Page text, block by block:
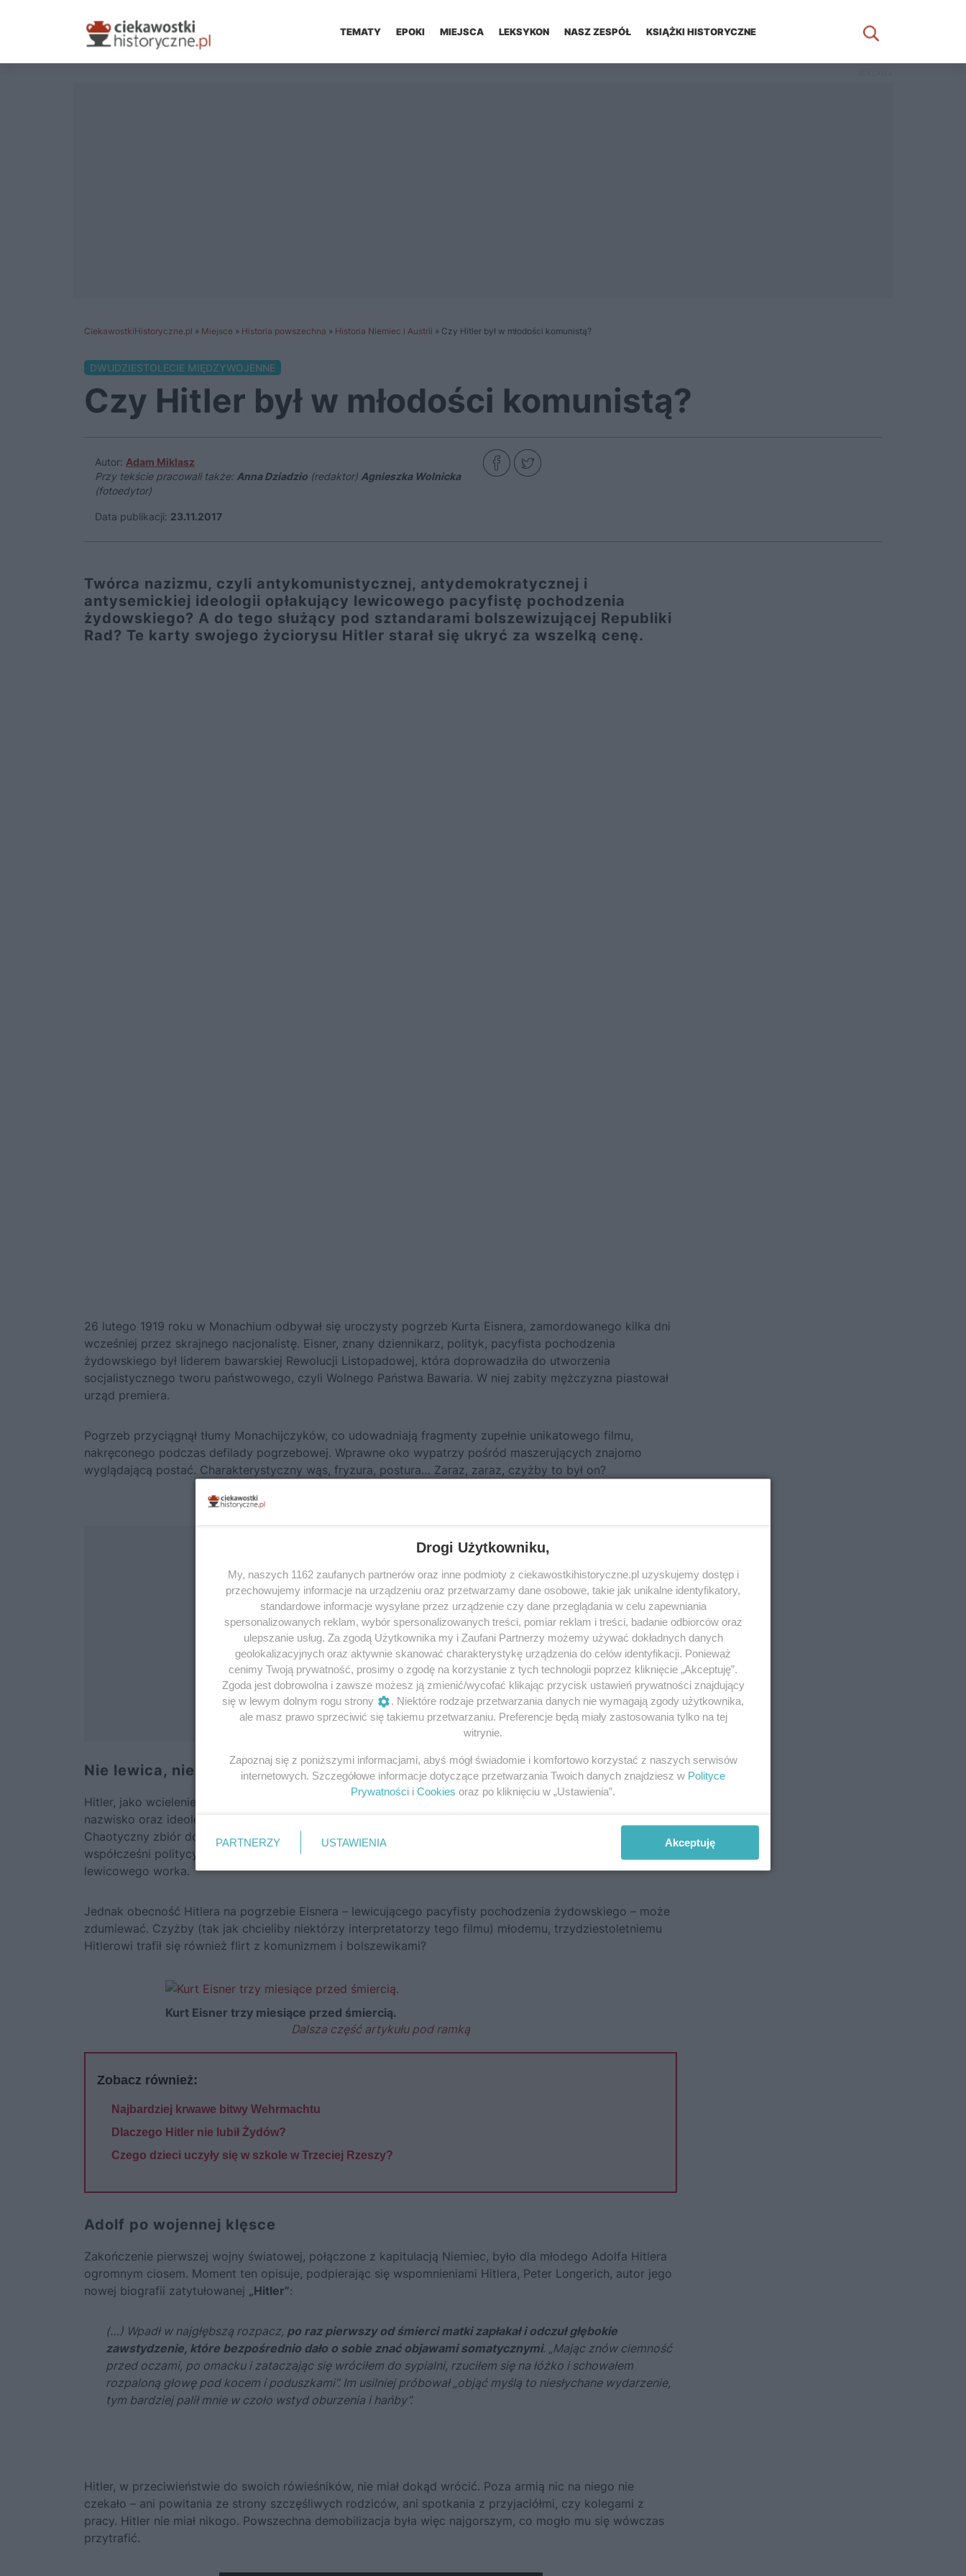
TEMATY EPOKI MIEJSCA LEKSYKON NASZ ZESPÓŁ KSIĄŻKI HISTORYCZNE
CiekawostkiHistoryczne.pl » Miejsce » Historia powszechna » Historia Niemiec i Austrii » Czy Hitler był w młodości komunistą?
DWUDZIESTOLECIE MIĘDZYWOJENNE
Czy Hitler był w młodości komunistą?
Autor: Adam Miklasz
Przy tekście pracowali także: Anna Dziadzio (redaktor) Agnieszka Wolnicka
(fotoedytor)
Data publikacji: 23.11.2017
Twórca nazizmu, czyli antykomunistycznej, antydemokratycznej i
antysemickiej ideologii opłakujący lewicowego pacyfistę pochodzenia
żydowskiego? A do tego służący pod sztandarami bolszewizującej Republiki
Rad? Te karty swojego życiorysu Hitler starał się ukryć za wszelką cenę.
26 lutego 1919 roku w Monachium odbywał się uroczysty pogrzeb Kurta Eisnera, zamordowanego kilka dni
wcześniej przez skrajnego nacjonalistę. Eisner, znany dziennikarz, polityk, pacyfista pochodzenia
żydowskiego był liderem bawarskiej Rewolucji Listopadowej, która doprowadziła do utworzenia
socjalistycznego tworu państwowego, czyli Wolnego Państwa Bawaria. W niej zabity mężczyzna piastował
urząd premiera.
Pogrzeb przyciągnął tłumy Monachijczyków, co udowadniają fragmenty zupełnie unikatowego filmu,
nakręconego podczas defilady pogrzebowej. Wprawne oko wypatrzy pośród maszerujących znajomo
wyglądającą postać. Charakterystyczny wąs, fryzura, postura… Zaraz, zaraz, czyżby to był on?
Nie lewica, nie prawica, lecz po prostu komunista?
Hitler, jako wcielenie zła, do dziś wykorzystywany jest w politycznych szermierkach słownych. Jego
nazwisko oraz ideologia, którą stworzył, stosowane są jako najcięższa obelga w kierunku przeciwnika.
Chaotyczny zbiór doktryn politycznych tego zbrodniarza jest trudny do ujęcia w ramy polityczne. Dlatego
współcześni politycy i publicyści, zgodnie z własnymi przekonaniami, wrzucają go raz do prawicowego, raz
lewicowego worka.
Jednak obecność Hitlera na pogrzebie Eisnera – lewicującego pacyfisty pochodzenia żydowskiego – może
zdumiewać. Czyżby (tak jak chcieliby niektórzy interpretatorzy tego filmu) młodemu, trzydziestoletniemu
Hitlerowi trafił się również flirt z komunizmem i bolszewikami?
Kurt Eisner trzy miesiące przed śmiercią.
Dalsza część artykułu pod ramką
Zobacz również:
Najbardziej krwawe bitwy Wehrmachtu
Dlaczego Hitler nie lubił Żydów?
Czego dzieci uczyły się w szkole w Trzeciej Rzeszy?
Adolf po wojennej klęsce
Zakończenie pierwszej wojny światowej, połączone z kapitulacją Niemiec, było dla młodego Adolfa Hitlera
ogromnym ciosem. Moment ten opisuje, podpierając się wspomnieniami Hitlera, Peter Longerich, autor jego
nowej biografii zatytułowanej „Hitler”:
(…) Wpadł w najgłębszą rozpacz, po raz pierwszy od śmierci matki zapłakał i odczuł głębokie
zawstydzenie, które bezpośrednio dało o sobie znać objawami somatycznymi. „Mając znów ciemność
przed oczami, po omacku i zataczając się wróciłem do sypialni, rzuciłem się na łóżko i schowałem
rozpaloną głowę pod kocem i poduszkami”. Im usilniej próbował „objąć myślą to niesłychane wydarzenie,
tym bardziej palił mnie w czoło wstyd oburzenia i hańby”.
Hitler, w przeciwieństwie do swoich rówieśników, nie miał dokąd wrócić. Poza armią nic na niego nie
czekało – ani powitania ze strony szczęśliwych rodziców, ani spotkania z przyjaciółmi, czy kolegami z
pracy. Hitler nie miał nikogo. Powszechna demobilizacja była więc najgorszym, co mogło mu się wówczas
przytrafić.
Drogi Użytkowniku,
My, naszych 1162 zaufanych partnerów oraz inne podmioty z ciekawostkihistoryczne.pl uzyskujemy dostęp i
przechowujemy informacje na urządzeniu oraz przetwarzamy dane osobowe, takie jak unikalne identyfikatory,
standardowe informacje wysyłane przez urządzenie czy dane przeglądania w celu zapewniania
spersonalizowanych reklam, wybór spersonalizowanych treści, pomiar reklam i treści, badanie odbiorców oraz
ulepszanie usług. Za zgodą Użytkownika my i Zaufani Partnerzy możemy używać dokładnych danych
geolokalizacyjnych oraz aktywnie skanować charakterystykę urządzenia do celów identyfikacji. Ponieważ
cenimy Twoją prywatność, prosimy o zgodę na korzystanie z tych technologii poprzez kliknięcie „Akceptuję”.
Zgoda jest dobrowolna i zawsze możesz ją zmienić/wycofać klikając przycisk ustawień prywatności znajdujący
się w lewym dolnym rogu strony
. Niektóre rodzaje przetwarzania danych nie wymagają zgody użytkownika,
ale masz prawo sprzeciwić się takiemu przetwarzaniu. Preferencje będą miały zastosowania tylko na tej
witrynie.
Zapoznaj się z poniższymi informacjami, abyś mógł świadomie i komfortowo korzystać z naszych serwisów
internetowych. Szczegółowe informacje dotyczące przetwarzania Twoich danych znajdziesz w Polityce
Prywatności i Cookies oraz po kliknięciu w „Ustawienia”.
PARTNERZY USTAWIENIA Akceptuję